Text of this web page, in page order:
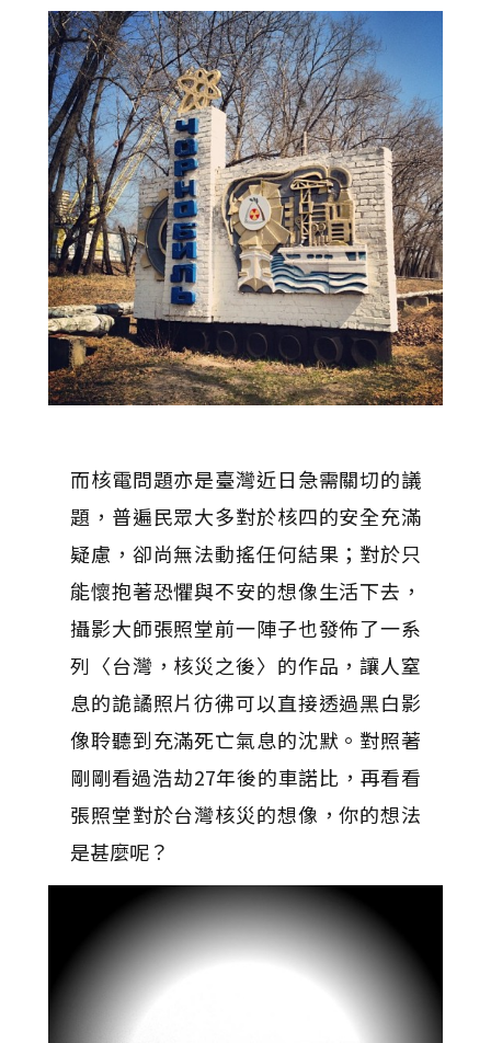
而核電問題亦是臺灣近日急需關切的議
題，普遍民眾大多對於核四的安全充滿
疑慮，卻尚無法動搖任何結果；對於只
能懷抱著恐懼與不安的想像生活下去，
攝影大師張照堂前一陣子也發佈了一系
列〈台灣，核災之後〉的作品，讓人窒
息的詭譎照片彷彿可以直接透過黑白影
像聆聽到充滿死亡氣息的沈默。對照著
剛剛看過浩劫27年後的車諾比，再看看
張照堂對於台灣核災的想像，你的想法
是甚麼呢？